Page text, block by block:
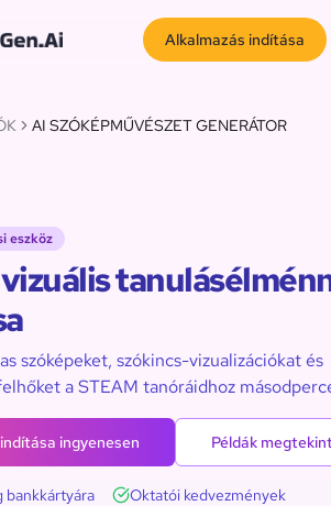
Alkalmazás indítása
AI SZÓKÉPMŰVÉSZET GENERÁTOR
eszköz
szóképeket, szókincs-vizualizációkat és
a STEAM tanóráidhoz
ingyenesen Példák
bankkártyára Oktatói kedvezmények